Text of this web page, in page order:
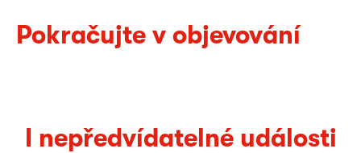
Pokračujte v objevování
I nepředvídatelné události